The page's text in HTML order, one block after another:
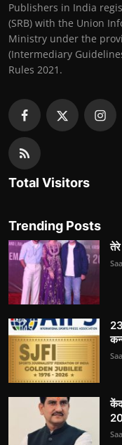
Publishers in India
(SRB) with the Union
Ministry under the
(Intermediary
Rules 2021.
Total Visitors
Trending Posts
तेरे